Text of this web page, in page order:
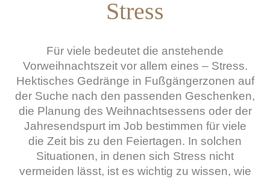
Stress
Für viele bedeutet die anstehende
Vorweihnachtszeit vor allem eines – Stress.
Hektisches Gedränge in Fußgängerzonen auf
der Suche nach den passenden Geschenken,
die Planung des Weihnachtsessens oder der
Jahresendspurt im Job bestimmen für viele
die Zeit bis zu den Feiertagen. In solchen
Situationen, in denen sich Stress nicht
vermeiden lässt, ist es wichtig zu wissen, wie